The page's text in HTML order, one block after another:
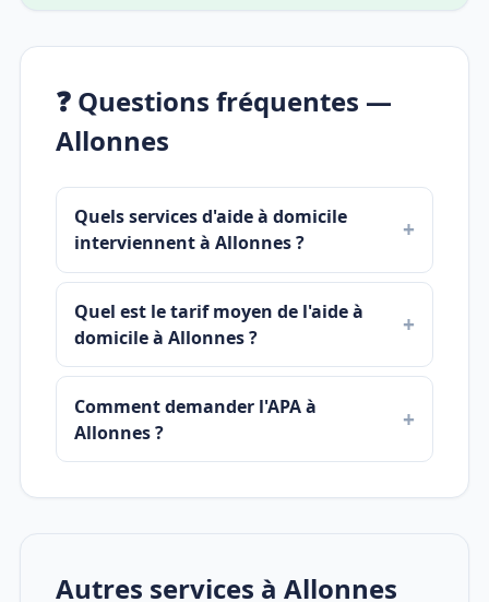
❓ Questions fréquentes —
Allonnes
Quels services d'aide à domicile
interviennent à Allonnes ?
Quel est le tarif moyen de l'aide à
domicile à Allonnes ?
Comment demander l'APA à
Allonnes ?
Autres services à Allonnes